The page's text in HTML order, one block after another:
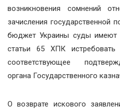
возникновения сомнений
зачисления государственной
бюджет Украины суды имеют
статьи 65 ХПК
соответствующее
органа Государственного
О возврате искового